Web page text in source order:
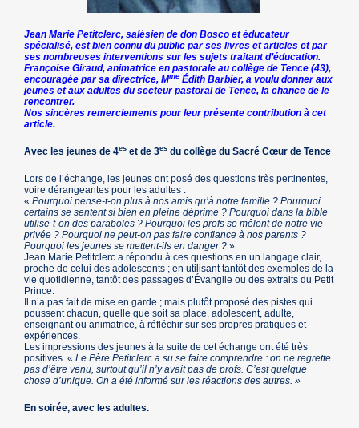
Jean Marie Petitclerc, salésien de don Bosco et éducateur
spécialisé, est bien connu du public par ses livres et articles et par
ses nombreuses interventions sur les sujets traitant d’éducation.
Françoise Giraud, animatrice en pastorale au collège de Tence (43),
encouragée par sa directrice, Mme Édith Barbier, a voulu donner aux
jeunes et aux adultes du secteur pastoral de Tence, la chance de le
rencontrer.
Nos sincères remerciements pour leur présente contribution à cet
article.
Avec les jeunes de 4es et de 3es du collège du Sacré Cœur de Tence
Lors de l’échange, les jeunes ont posé des questions très pertinentes,
voire dérangeantes pour les adultes :
«Pourquoi pense-t-on plus à nos amis qu’à notre famille ? Pourquoi
certains se sentent si bien en pleine déprime ? Pourquoi dans la bible
utilise-t-on des paraboles ? Pourquoi les profs se mêlent de notre vie
privée ? Pourquoi ne peut-on pas faire confiance à nos parents ?
Pourquoi les jeunes se mettent-ils en danger ? »
Jean Marie Petitclerc a répondu à ces questions en un langage clair,
proche de celui des adolescents ; en utilisant tantôt des exemples de la
vie quotidienne, tantôt des passages d’Évangile ou des extraits du Petit
Prince.
Il n’a pas fait de mise en garde ; mais plutôt proposé des pistes qui
poussent chacun, quelle que soit sa place, adolescent, adulte,
enseignant ou animatrice, à réfléchir sur ses propres pratiques et
expériences.
Les impressions des jeunes à la suite de cet échange ont été très
positives. «Le Père Petitclerc a su se faire comprendre : on ne regrette
pas d’être venu, surtout qu’il n’y avait pas de profs. C’est quelque
chose d’unique. On a été informé sur les réactions des autres. »
En soirée, avec les adultes.